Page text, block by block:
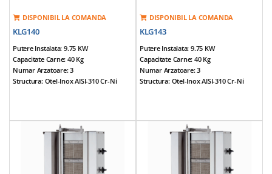
DISPONIBIL LA COMANDA
KLG140
Putere Instalata: 9.75 KW
Capacitate Carne: 40 Kg
Numar Arzatoare: 3
Structura: Otel-Inox AISI-310 Cr-Ni
Tepusa Ajustabila
Prevazut Cu Valva De Siguranta Gaz
Echipamentul Nu Este Prevazut Cu
Control Individual Pe Fiecare Arzator
DISPONIBIL LA COMANDA
KLG143
Putere Instalata: 9.75 KW
Capacitate Carne: 40 Kg
Numar Arzatoare: 3
Structura: Otel-Inox AISI-310 Cr-Ni
Tepusa Ajustabila
Prevazut Cu Valva De Siguranta Gaz
Echipamentul Nu Este Prevazut Cu
Control Individual Pe Fiecare Arzator